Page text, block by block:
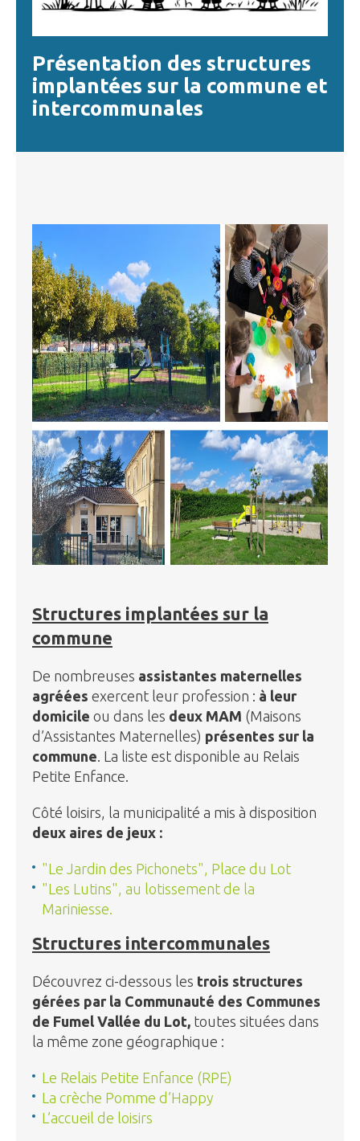
Présentation des structures
implantées sur la commune et
intercommunales
Structures implantées sur la
commune
De nombreuses assistantes maternelles
agréées exercent leur profession : à leur
domicile ou dans les deux MAM (Maisons
d’Assistantes Maternelles) présentes sur la
commune. La liste est disponible au Relais
Petite Enfance.
Côté loisirs, la municipalité a mis à disposition
deux aires de jeux :
"Le Jardin des Pichonets", Place du Lot
"Les Lutins", au lotissement de la
Mariniesse.
Structures intercommunales
Découvrez ci-dessous les trois structures
gérées par la Communauté des Communes
de Fumel Vallée du Lot, toutes situées dans
la même zone géographique :
Le Relais Petite Enfance (RPE)
La crèche Pomme d’Happy
L’accueil de loisirs